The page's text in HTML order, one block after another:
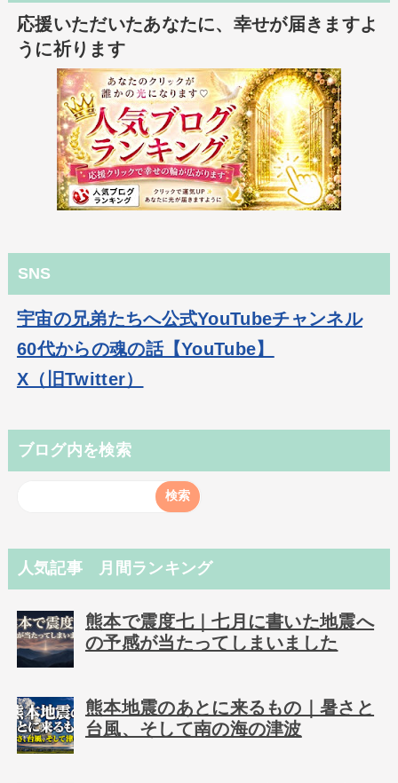
応援いただいたあなたに、幸せが届きますよ
うに祈ります
SNS
宇宙の兄弟たちへ公式YouTubeチャンネル
60代からの魂の話【YouTube】
X（旧Twitter）
ブログ内を検索
人気記事 月間ランキング
熊本で震度七｜七月に書いた地震へ
の予感が当たってしまいました
熊本地震のあとに来るもの｜暑さと
台風、そして南の海の津波